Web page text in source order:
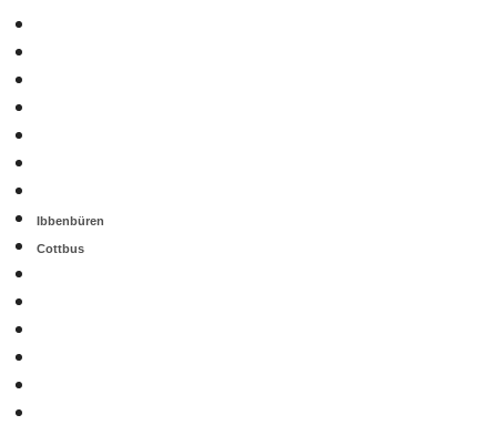
Ibbenbüren
Cottbus